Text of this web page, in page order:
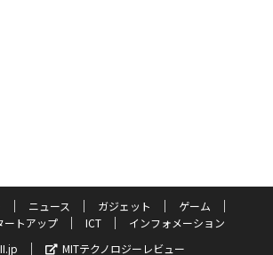
ニュース ガジェット
ゲーム
ートアップ ICT
インフォメーション
MITテクノロジーレビュー